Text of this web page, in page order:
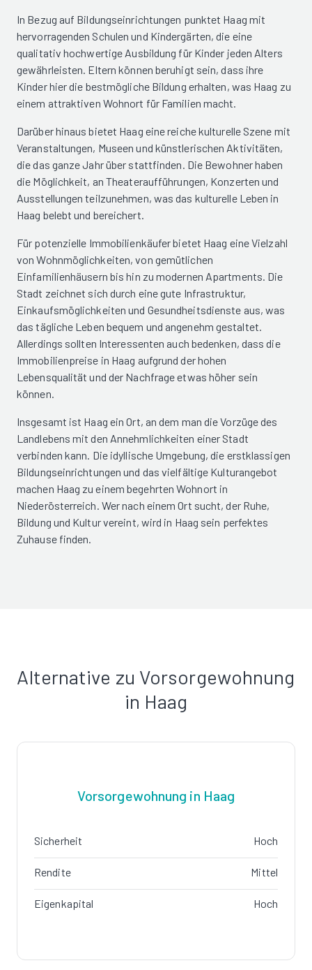
In Bezug auf Bildungseinrichtungen punktet Haag mit
hervorragenden Schulen und Kindergärten, die eine
qualitativ hochwertige Ausbildung für Kinder jeden Alters
gewährleisten. Eltern können beruhigt sein, dass ihre
Kinder hier die bestmögliche Bildung erhalten, was Haag zu
einem attraktiven Wohnort für Familien macht.
Darüber hinaus bietet Haag eine reiche kulturelle Szene mit
Veranstaltungen, Museen und künstlerischen Aktivitäten,
die das ganze Jahr über stattfinden. Die Bewohner haben
die Möglichkeit, an Theateraufführungen, Konzerten und
Ausstellungen teilzunehmen, was das kulturelle Leben in
Haag belebt und bereichert.
Für potenzielle Immobilienkäufer bietet Haag eine Vielzahl
von Wohnmöglichkeiten, von gemütlichen
Einfamilienhäusern bis hin zu modernen Apartments. Die
Stadt zeichnet sich durch eine gute Infrastruktur,
Einkaufsmöglichkeiten und Gesundheitsdienste aus, was
das tägliche Leben bequem und angenehm gestaltet.
Allerdings sollten Interessenten auch bedenken, dass die
Immobilienpreise in Haag aufgrund der hohen
Lebensqualität und der Nachfrage etwas höher sein
können.
Insgesamt ist Haag ein Ort, an dem man die Vorzüge des
Landlebens mit den Annehmlichkeiten einer Stadt
verbinden kann. Die idyllische Umgebung, die erstklassigen
Bildungseinrichtungen und das vielfältige Kulturangebot
machen Haag zu einem begehrten Wohnort in
Niederösterreich. Wer nach einem Ort sucht, der Ruhe,
Bildung und Kultur vereint, wird in Haag sein perfektes
Zuhause finden.
Alternative zu Vorsorgewohnung
in Haag
Vorsorgewohnung in Haag
Sicherheit Hoch
Rendite Mittel
Eigenkapital Hoch